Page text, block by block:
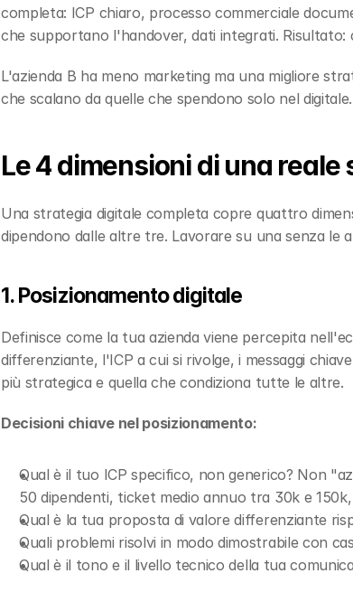
completa: ICP chiaro, processo commerciale
che supportano l'handover, dati integrati. Risultato:
L'azienda B ha meno marketing ma una migliore
che scalano da quelle che spendono solo nel digitale.
Le 4 dimensioni di una
Una strategia digitale completa copre quattro
dipendono dalle altre tre. Lavorare su una senza le
1. Posizionamento digitale
Definisce come la tua azienda viene percepita
differenziante, l'ICP a cui si rivolge, i messaggi
più strategica e quella che condiziona tutte le altre.
Decisioni chiave nel posizionamento:
Qual è il tuo ICP specifico, non generico? Non
50 dipendenti, ticket medio annuo tra 30k e
Qual è la tua proposta di valore differenziante
Quali problemi risolvi in modo dimostrabile con
Qual è il tono e il livello tecnico della tua